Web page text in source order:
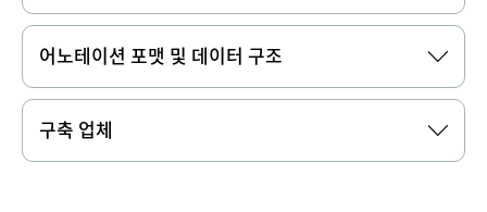
어노테이션 포맷 및 데이터 구조
구축 업체